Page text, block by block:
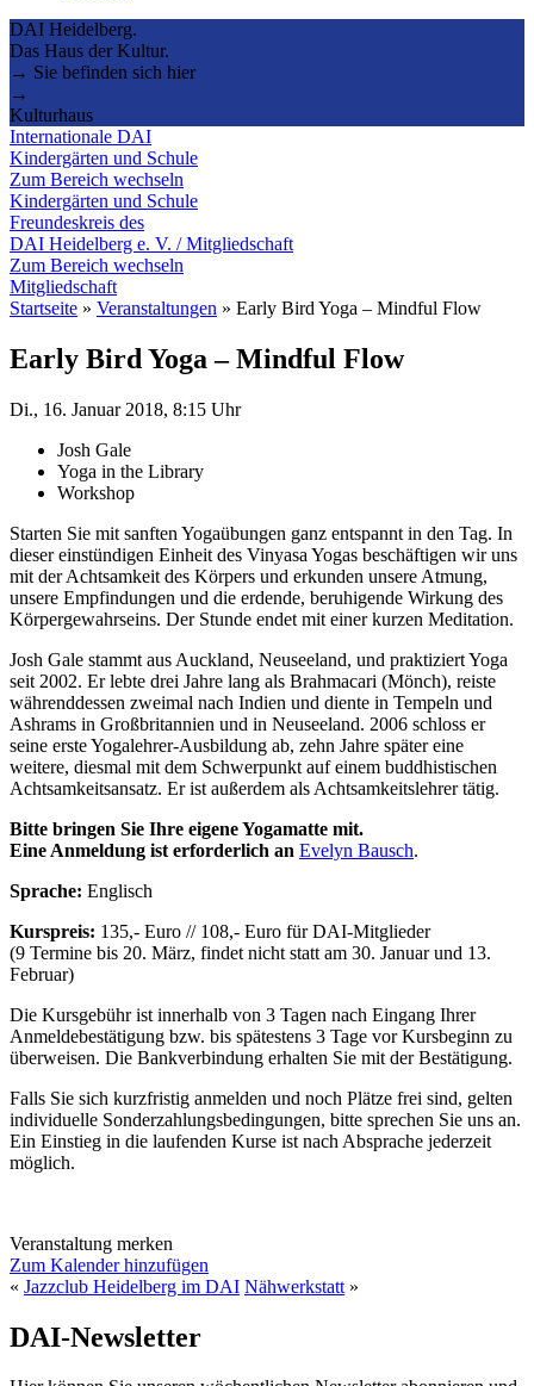
DAI Heidelberg.
Das Haus der Kultur.
→ Sie befinden sich hier
→
Kulturhaus
Internationale DAI
Kindergärten und Schule
Zum Bereich wechseln
Kindergärten und Schule
Freundeskreis des
DAI Heidelberg e. V. / Mitgliedschaft
Zum Bereich wechseln
Mitgliedschaft
Startseite » Veranstaltungen » Early Bird Yoga – Mindful Flow
Early Bird Yoga – Mindful Flow
Di., 16. Januar 2018, 8:15 Uhr
Josh Gale
Yoga in the Library
Workshop
Starten Sie mit sanften Yogaübungen ganz entspannt in den Tag. In
dieser einstündigen Einheit des Vinyasa Yogas beschäftigen wir uns
mit der Achtsamkeit des Körpers und erkunden unsere Atmung,
unsere Empfindungen und die erdende, beruhigende Wirkung des
Körpergewahrseins. Der Stunde endet mit einer kurzen Meditation.
Josh Gale stammt aus Auckland, Neuseeland, und praktiziert Yoga
seit 2002. Er lebte drei Jahre lang als Brahmacari (Mönch), reiste
währenddessen zweimal nach Indien und diente in Tempeln und
Ashrams in Großbritannien und in Neuseeland. 2006 schloss er
seine erste Yogalehrer-Ausbildung ab, zehn Jahre später eine
weitere, diesmal mit dem Schwerpunkt auf einem buddhistischen
Achtsamkeitsansatz. Er ist außerdem als Achtsamkeitslehrer tätig.
Bitte bringen Sie Ihre eigene Yogamatte mit.
Eine Anmeldung ist erforderlich an Evelyn Bausch.
Sprache: Englisch
Kurspreis: 135,- Euro // 108,- Euro für DAI-Mitglieder
(9 Termine bis 20. März, findet nicht statt am 30. Januar und 13.
Februar)
Die Kursgebühr ist innerhalb von 3 Tagen nach Eingang Ihrer
Anmeldebestätigung bzw. bis spätestens 3 Tage vor Kursbeginn zu
überweisen. Die Bankverbindung erhalten Sie mit der Bestätigung.
Falls Sie sich kurzfristig anmelden und noch Plätze frei sind, gelten
individuelle Sonderzahlungsbedingungen, bitte sprechen Sie uns an.
Ein Einstieg in die laufenden Kurse ist nach Absprache jederzeit
möglich.
Veranstaltung merken
Zum Kalender hinzufügen
« Jazzclub Heidelberg im DAI Nähwerkstatt »
DAI-Newsletter